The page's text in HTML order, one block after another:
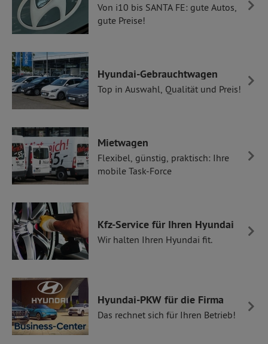
Von i10 bis SANTA FE: gute Autos,
gute Preise!
Hyundai-Gebrauchtwagen
Top in Auswahl, Qualität und Preis!
Mietwagen
Flexibel, günstig, praktisch: Ihre
mobile Task-Force
Kfz-Service für Ihren Hyundai
Wir halten Ihren Hyundai fit.
Hyundai-PKW für die Firma
Das rechnet sich für Ihren Betrieb!